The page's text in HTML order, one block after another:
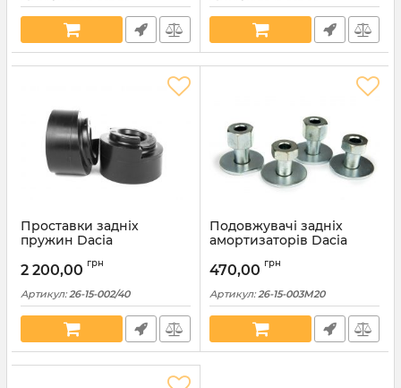
Проставки задніх
пружин Dacia
15-002/40)
2 200,00 грн
Артикул: 26-15-002/40
Подовжувачі задніх
амортизаторів Dacia
003М20)
470,00 грн
Артикул: 26-15-003М20